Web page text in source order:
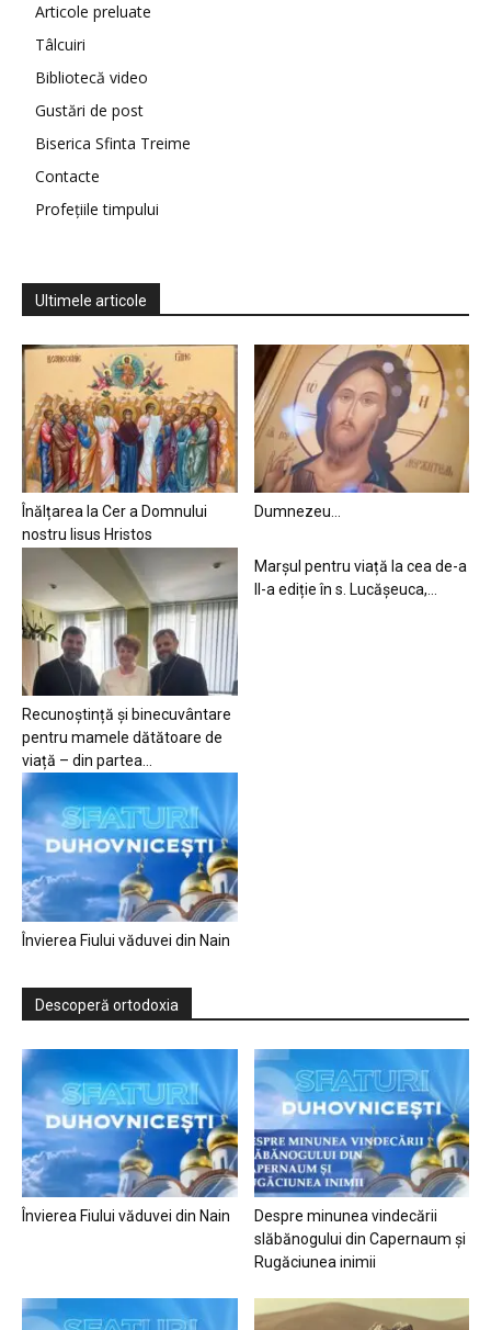
Articole preluate
Tâlcuiri
Bibliotecă video
Gustări de post
Biserica Sfinta Treime
Contacte
Profețiile timpului
Ultimele articole
Înălțarea la Cer a Domnului
nostru Iisus Hristos
Dumnezeu…
Recunoștință și binecuvântare
pentru mamele dătătoare de
viață – din partea...
Marșul pentru viață la cea de-a
II-a ediție în s. Lucășeuca,...
Învierea Fiului văduvei din Nain
Descoperă ortodoxia
Învierea Fiului văduvei din Nain
Despre minunea vindecării
slăbănogului din Capernaum și
Rugăciunea inimii